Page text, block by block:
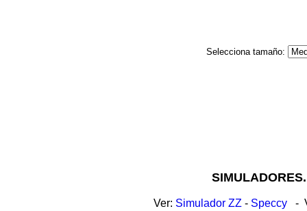
Selecciona tamaño:
Ver: Simulador ZZ - Speccy -